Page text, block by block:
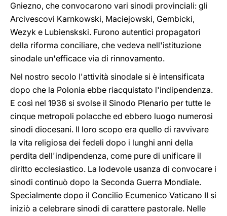
Gniezno, che convocarono vari sinodi provinciali: gli
Arcivescovi Karnkowski, Maciejowski, Gembicki,
Wezyk e Lubienskski. Furono autentici propagatori
della riforma conciliare, che vedeva nell'istituzione
sinodale un'efficace via di rinnovamento.
Nel nostro secolo l'attività sinodale si è intensificata
dopo che la Polonia ebbe riacquistato l'indipendenza.
E così nel 1936 si svolse il Sinodo Plenario per tutte le
cinque metropoli polacche ed ebbero luogo numerosi
sinodi diocesani. Il loro scopo era quello di ravvivare
la vita religiosa dei fedeli dopo i lunghi anni della
perdita dell'indipendenza, come pure di unificare il
diritto ecclesiastico. La lodevole usanza di convocare i
sinodi continuò dopo la Seconda Guerra Mondiale.
Specialmente dopo il Concilio Ecumenico Vaticano II si
iniziò a celebrare sinodi di carattere pastorale. Nelle